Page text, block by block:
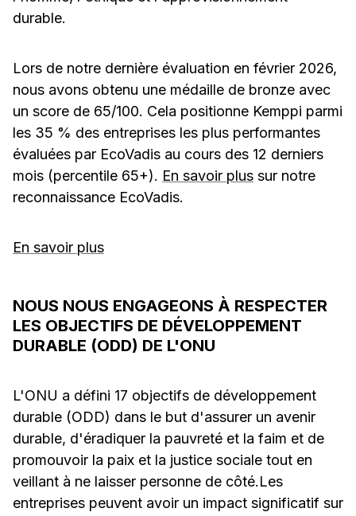
durable.
Lors de notre dernière évaluation en février 2026,
nous avons obtenu une médaille de bronze avec
un score de 65/100. Cela positionne Kemppi parmi
les 35 % des entreprises les plus performantes
évaluées par EcoVadis au cours des 12 derniers
mois (percentile 65+). En savoir plus sur notre
reconnaissance EcoVadis.
En savoir plus
NOUS NOUS ENGAGEONS À RESPECTER
LES OBJECTIFS DE DÉVELOPPEMENT
DURABLE (ODD) DE L'ONU
L'ONU a défini 17 objectifs de développement
durable (ODD) dans le but d'assurer un avenir
durable, d'éradiquer la pauvreté et la faim et de
promouvoir la paix et la justice sociale tout en
veillant à ne laisser personne de côté.Les
entreprises peuvent avoir un impact significatif sur